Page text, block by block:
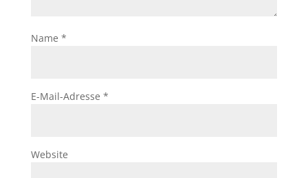
Name *
E-Mail-Adresse *
Website